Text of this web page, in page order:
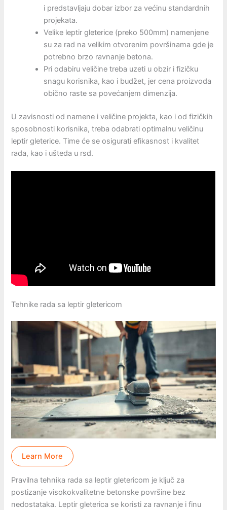
i predstavljaju dobar izbor za većinu standardnih
projekata.
Velike leptir gleterice (preko 500mm) namenjene
su za rad na velikim otvorenim površinama gde je
potrebno brzo ravnanje betona.
Pri odabiru veličine treba uzeti u obzir i fizičku
snagu korisnika, kao i budžet, jer cena proizvoda
obično raste sa povećanjem dimenzija.
U zavisnosti od namene i veličine projekta, kao i od fizičkih
sposobnosti korisnika, treba odabrati optimalnu veličinu
leptir gleterice. Time će se osigurati efikasnost i kvalitet
rada, kao i ušteda u rsd.
Tehnike rada sa leptir gletericom
Learn More
Pravilna tehnika rada sa leptir gletericom je ključ za
postizanje visokokvalitetne betonske površine bez
nedostataka. Leptir gleterica se koristi za ravnanje i finu